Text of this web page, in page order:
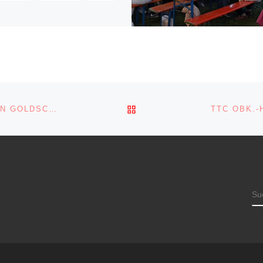
TTC OBK.-HASLACH GEWINNT SPITZENSPIEL GEGEN GOLDSCHEUER MIT 9:4 ZURÜCK ZUR TTC OBK.-